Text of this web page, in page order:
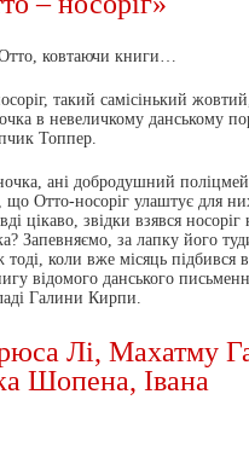
ковтаючи книги…
такий самісінький
в невеличкому данському
Топпер.
ані добродушний
Отто-носоріг улаштує для
цікаво, звідки взявся носоріг
Запевняємо, за лапку його
коли вже місяць підбився
відомого данського
Галини Кирпи.
Лі, Махатму
Шопена, Івана